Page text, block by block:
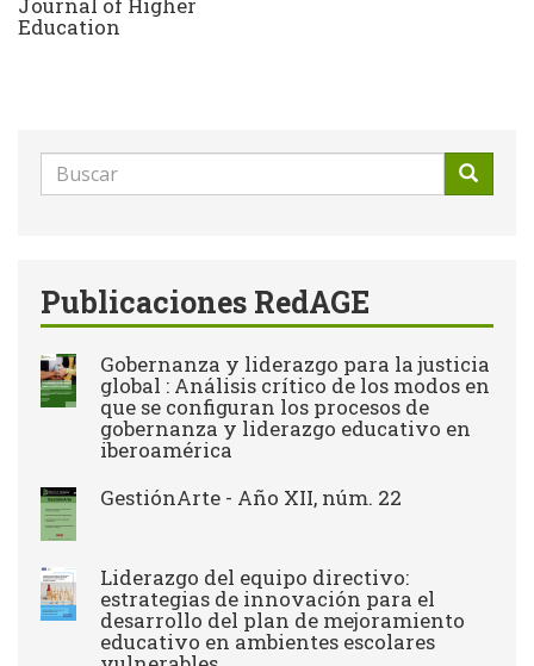
Journal of Higher
Education
Formulario
de
Publicaciones RedAGE
Gobernanza y liderazgo para la justicia
global : Análisis crítico de los modos en
que se configuran los procesos de
gobernanza y liderazgo educativo en
iberoamérica
GestiónArte - Año XII, núm. 22
Liderazgo del equipo directivo:
estrategias de innovación para el
desarrollo del plan de mejoramiento
educativo en ambientes escolares